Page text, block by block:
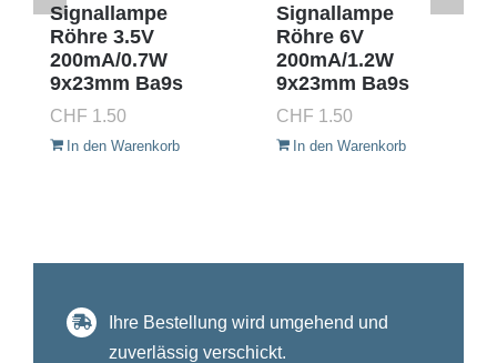
Signallampe
Röhre 3.5V
200mA/0.7W
9x23mm Ba9s
CHF 1.50
In den Warenkorb
Signallampe
Röhre 6V
200mA/1.2W
9x23mm Ba9s
CHF 1.50
In den Warenkorb
Ihre Bestellung wird umgehend und
zuverlässig verschickt.